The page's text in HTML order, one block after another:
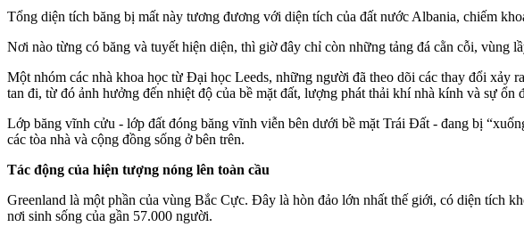
Tổng diện tích băng bị mất này tương đương với diện tích của đất nước Albania, chiếm
Nơi nào từng có băng và tuyết hiện diện, thì giờ đây chỉ còn những tảng đá cằn cỗi, vùng
Một nhóm các nhà khoa học từ Đại học Leeds, những người đã theo dõi các thay đổi xảy
tan đi, từ đó ảnh hưởng đến nhiệt độ của bề mặt đất, lượng phát thải khí nhà kính và sự ổn
Lớp băng vĩnh cửu - lớp đất đóng băng vĩnh viễn bên dưới bề mặt Trái Đất - đang bị
các tòa nhà và cộng đồng sống ở bên trên.
Tác động của hiện tượng nóng lên toàn cầu
Greenland là một phần của vùng Bắc Cực. Đây là hòn đảo lớn nhất thế giới, có diện tích
nơi sinh sống của gần 57.000 người.